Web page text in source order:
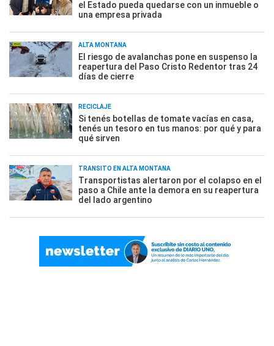
el Estado pueda quedarse con un inmueble o
una empresa privada
ALTA MONTAÑA
El riesgo de avalanchas pone en suspenso la
reapertura del Paso Cristo Redentor tras 24
días de cierre
RECICLAJE
Si tenés botellas de tomate vacías en casa,
tenés un tesoro en tus manos: por qué y para
qué sirven
TRÁNSITO EN ALTA MONTAÑA
Transportistas alertaron por el colapso en el
paso a Chile ante la demora en su reapertura
del lado argentino